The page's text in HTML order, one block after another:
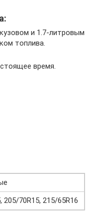
и 1.7-литровым
топлива.
время.
205/70R15, 215/65R16